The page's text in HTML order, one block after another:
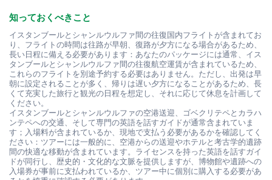
知っておくべきこと
イスタンブールとシャンルウルファ間の往復国内フライトが含まれてお
り、フライトの時間は往路が早朝、復路が夕方になる場合があるため、
長い日程に備える必要があります：あなたのパッケージには通常、イス
タンブールとシャンルウルファ間の往復航空運賃が含まれているため、
これらのフライトを別途予約する必要はありません。ただし、出発は早
朝に設定されることが多く、帰りは遅い夕方になることがあるため、長
くて充実した旅行と観光の日程を想定し、それに応じて休息を計画して
ください。
イスタンブールとシャンルウルファの空港送迎、ゴベクリテペとカラハ
ンテペへの交通、そして専門の英語を話すガイドが通常含まれていま
す；入場料が含まれているか、現地で支払う必要があるかを確認してく
ださい：ツアーには一般的に、空港からの送迎やホテルと考古学的遺跡
間の快適な移動が含まれています。ライセンスを持った英語を話すガイ
ドが同行し、歴史的・文化的な文脈を提供しますが、博物館や遺跡への
入場券が事前に支払われているか、ツアー中に個別に購入する必要があ